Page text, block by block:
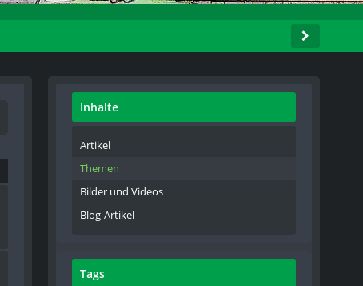
Inhalte
Artikel
Themen
Bilder und Videos
Blog-Artikel
Tags